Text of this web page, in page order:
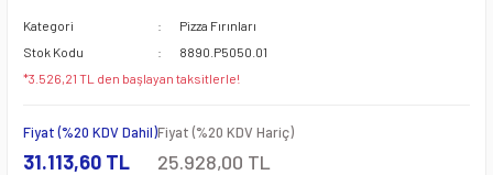
Kategori
Pizza Fırınları
Stok Kodu
8890.P5050.01
*3.526,21 TL den başlayan taksitlerle!
Fiyat (%20 KDV Dahil)
31.113,60 TL
Fiyat (%20 KDV Hariç)
25.928,00 TL